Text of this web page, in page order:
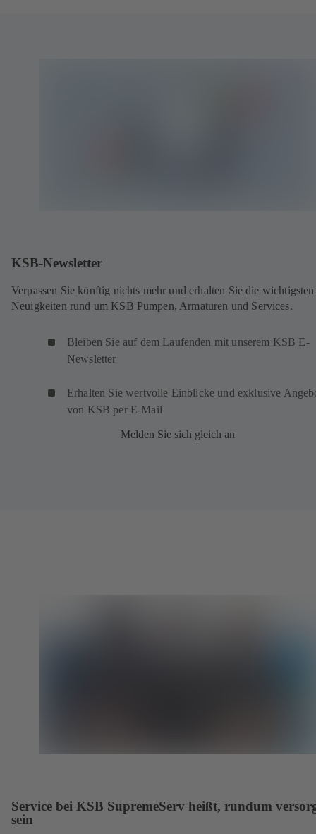
KSB-Newsletter
Verpassen Sie künftig nichts mehr und erhalten Sie die wichtigsten
Neuigkeiten rund um KSB Pumpen, Armaturen und Services.
Bleiben Sie auf dem Laufenden mit unserem KSB E-
Newsletter
Erhalten Sie wertvolle Einblicke und exklusive
von KSB per E-Mail
Melden Sie sich gleich an
Service bei KSB SupremeServ heißt, rundum
sein